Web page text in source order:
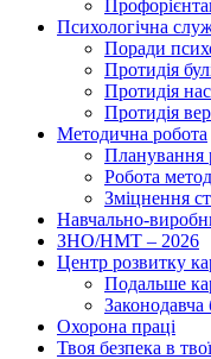
Психологічна
Поради
Протидія
Протидія
Протидія
Методична робота
Планування
Робота
Зміцнення
Навчально-
ЗНО/НМТ – 2026
Центр розвитку
Подальше
Законодавча
Охорона праці
Твоя безпека в